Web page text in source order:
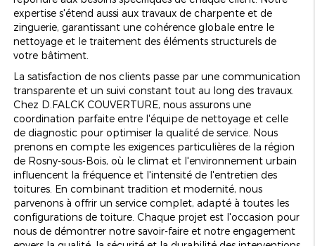
expertise s'étend aussi aux travaux de charpente et de
zinguerie, garantissant une cohérence globale entre le
nettoyage et le traitement des éléments structurels de
votre bâtiment.
La satisfaction de nos clients passe par une communication
transparente et un suivi constant tout au long des travaux.
Chez D.FALCK COUVERTURE, nous assurons une
coordination parfaite entre l'équipe de nettoyage et celle
de diagnostic pour optimiser la qualité de service. Nous
prenons en compte les exigences particulières de la région
de Rosny-sous-Bois, où le climat et l'environnement urbain
influencent la fréquence et l'intensité de l'entretien des
toitures. En combinant tradition et modernité, nous
parvenons à offrir un service complet, adapté à toutes les
configurations de toiture. Chaque projet est l'occasion pour
nous de démontrer notre savoir-faire et notre engagement